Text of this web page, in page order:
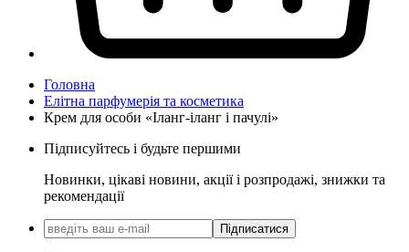
Головна
Елітна парфумерія та косметика
Крем для особи «Іланг-іланг і пачулі»
Підписуйтесь і будьте першими
Новинки, цікаві новини, акції і розпродажі, знижки та
рекомендації
Підписатися